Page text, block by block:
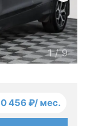
1/9
456 ₽/ мес.